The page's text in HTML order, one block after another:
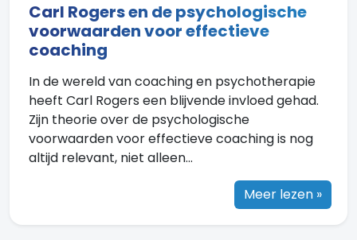
Carl Rogers en de psychologische
voorwaarden voor effectieve
coaching
In de wereld van coaching en psychotherapie
heeft Carl Rogers een blijvende invloed gehad.
Zijn theorie over de psychologische
voorwaarden voor effectieve coaching is nog
altijd relevant, niet alleen...
Meer lezen »